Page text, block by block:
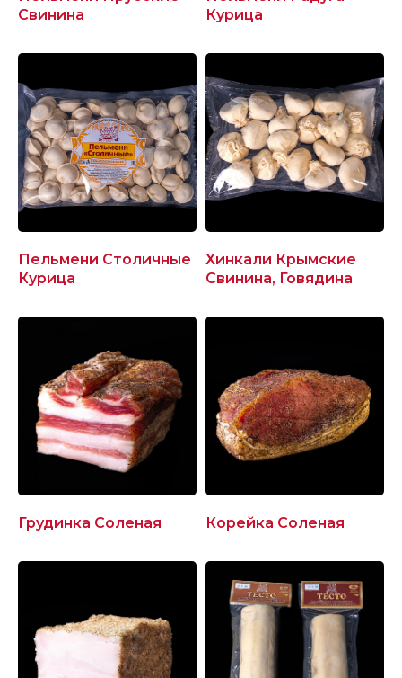
Свинина
Курица
Пельмени Столичные
Курица
Хинкали Крымские
Свинина, Говядина
Грудинка Соленая Корейка Соленая